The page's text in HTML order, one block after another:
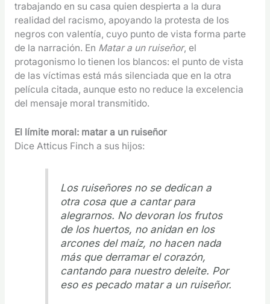
trabajando en su casa quien despierta a la dura
realidad del racismo, apoyando la protesta de los
negros con valentía, cuyo punto de vista forma parte
de la narración. En Matar a un ruiseñor, el
protagonismo lo tienen los blancos: el punto de vista
de las víctimas está más silenciada que en la otra
película citada, aunque esto no reduce la excelencia
del mensaje moral transmitido.
El límite moral: matar a un ruiseñor
Dice Atticus Finch a sus hijos:
Los ruiseñores no se dedican a
otra cosa que a cantar para
alegrarnos. No devoran los frutos
de los huertos, no anidan en los
arcones del maíz, no hacen nada
más que derramar el corazón,
cantando para nuestro deleite. Por
eso es pecado matar a un ruiseñor.